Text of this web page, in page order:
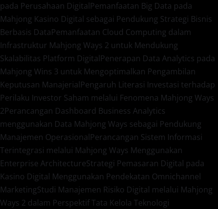
pada Perusahaan DigitalPemanfaatan Big Data pada
Mahjong Kasino Digital sebagai Pendukung Strategi Bisnis
Berbasis DataPemanfaatan Cloud Computing dalam
Infrastruktur Mahjong Ways 2 untuk Mendukung
Skalabilitas Platform DigitalPenerapan Data Analytics pada
Mahjong Wins 3 untuk Mengoptimalkan Pengambilan
Keputusan ManajerialPengaruh Literasi Investasi terhadap
Perilaku Investor Saham melalui Fenomena Mahjong Ways
2Perancangan Dashboard Business Analytics
menggunakan Data Mahjong Ways sebagai Pendukung
Manajemen OperasionalPerancangan Sistem Informasi
Terintegrasi melalui Mahjong Ways Menggunakan
Enterprise ArchitectureStrategi Pemasaran Digital pada
Kasino Digital Menggunakan Pendekatan Omnichannel
MarketingStudi Manajemen Risiko Digital melalui Mahjong
Ways 2 dalam Perspektif Tata Kelola Teknologi